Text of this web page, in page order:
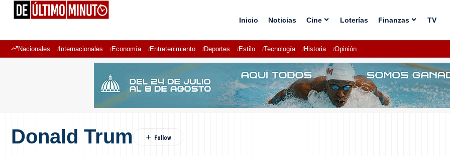
Inicio Noticias Cine Loterías Finanzas TV
Nacionales Internacionales Economía Entretenimiento Deportes Estilo Tecnología Historia Opinión
Donald Trum